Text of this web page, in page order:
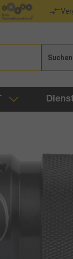
Suchen